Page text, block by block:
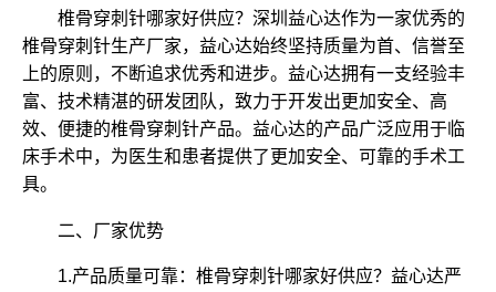
椎骨穿刺针哪家好供应？深圳益心达作为一家优秀的
椎骨穿刺针生产厂家，益心达始终坚持质量为首、信誉至
上的原则，不断追求优秀和进步。益心达拥有一支经验丰
富、技术精湛的研发团队，致力于开发出更加安全、高
效、便捷的椎骨穿刺针产品。益心达的产品广泛应用于临
床手术中，为医生和患者提供了更加安全、可靠的手术工
具。
二、厂家优势
1.产品质量可靠：椎骨穿刺针哪家好供应？益心达严